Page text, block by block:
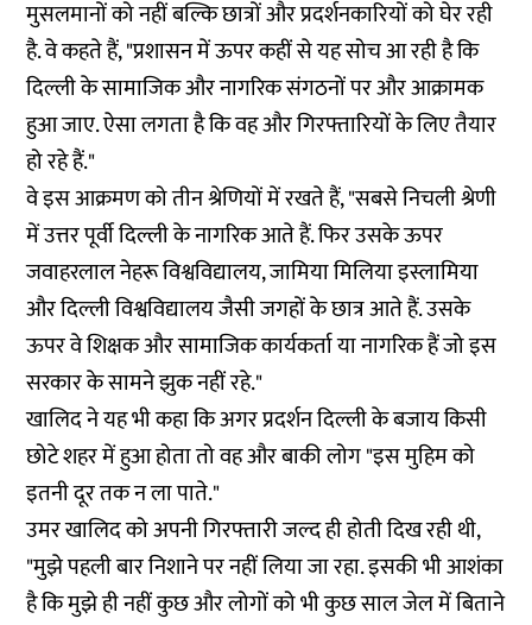
मुसलमानों को नहीं बल्कि छात्रों और प्रदर्शनकारियों को घेर रही
है. वे कहते हैं, "प्रशासन में ऊपर कहीं से यह सोच आ रही है कि
दिल्ली के सामाजिक और नागरिक संगठनों पर और आक्रामक
हुआ जाए. ऐसा लगता है कि वह और गिरफ्तारियों के लिए तैयार
हो रहे हैं."
वे इस आक्रमण को तीन श्रेणियों में रखते हैं, "सबसे निचली श्रेणी
में उत्तर पूर्वी दिल्ली के नागरिक आते हैं. फिर उसके ऊपर
जवाहरलाल नेहरू विश्वविद्यालय, जामिया मिलिया इस्लामिया
और दिल्ली विश्वविद्यालय जैसी जगहों के छात्र आते हैं. उसके
ऊपर वे शिक्षक और सामाजिक कार्यकर्ता या नागरिक हैं जो इस
सरकार के सामने झुक नहीं रहे."
खालिद ने यह भी कहा कि अगर प्रदर्शन दिल्ली के बजाय किसी
छोटे शहर में हुआ होता तो वह और बाकी लोग "इस मुहिम को
इतनी दूर तक न ला पाते."
उमर खालिद को अपनी गिरफ्तारी जल्द ही होती दिख रही थी,
"मुझे पहली बार निशाने पर नहीं लिया जा रहा. इसकी भी आशंका
है कि मुझे ही नहीं कुछ और लोगों को भी कुछ साल जेल में बिताने